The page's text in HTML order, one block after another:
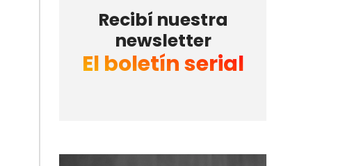
Recibí nuestra
newsletter
El boletín serial